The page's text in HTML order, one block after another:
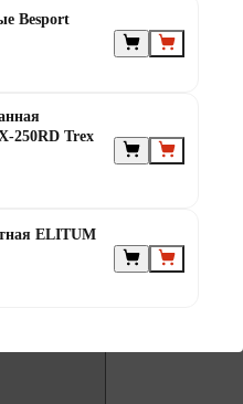
Besport
250RD Trex
ELITUM